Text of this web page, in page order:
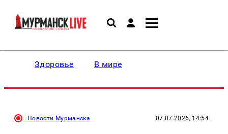
Здоровье В мире
Новости Мурманска 07.07.2026, 14:54